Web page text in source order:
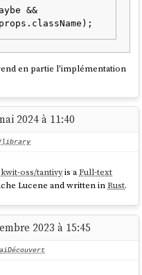
&&
en partie l'implémentation
vais utiliserclsx.
2024 à 11:40
oss/tantivyis aFull-text
Lucene and written inRust.
2023 à 15:45